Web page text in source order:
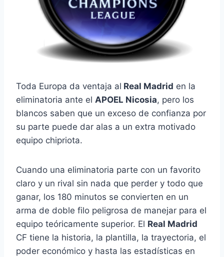
Toda Europa da ventaja al Real Madrid en la
eliminatoria ante el APOEL Nicosia, pero los
blancos saben que un exceso de confianza por
su parte puede dar alas a un extra motivado
equipo chipriota.
Cuando una eliminatoria parte con un favorito
claro y un rival sin nada que perder y todo que
ganar, los 180 minutos se convierten en un
arma de doble filo peligrosa de manejar para el
equipo teóricamente superior. El Real Madrid
CF tiene la historia, la plantilla, la trayectoria, el
poder económico y hasta las estadísticas en